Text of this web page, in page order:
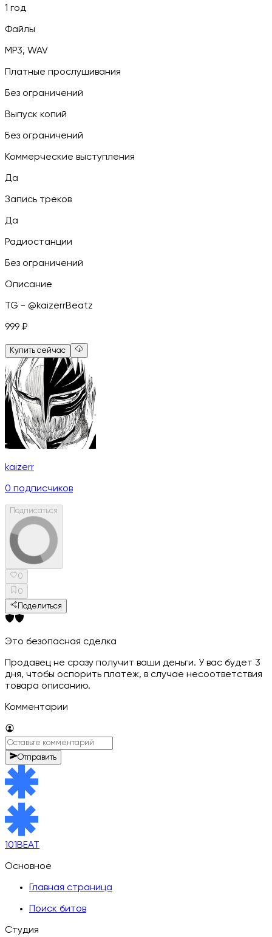
1 год
Файлы
MP3, WAV
Платные прослушивания
Без ограничений
Выпуск копий
Без ограничений
Коммерческие выступления
Да
Запись треков
Да
Радиостанции
Без ограничений
Описание
TG - @kaizerrBeatz
999 ₽
Купить сейчас
kaizerr
0 подписчиков
Подписаться
0
0
Поделиться
Это безопасная сделка
Продавец не сразу получит ваши деньги. У вас будет 3
дня, чтобы оспорить платеж, в случае несоответствия
товара описанию.
Комментарии
Отправить
101BEAT
Основное
Главная страница
Поиск битов
Студия